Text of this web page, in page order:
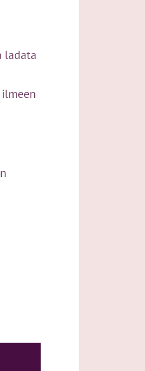
ladata